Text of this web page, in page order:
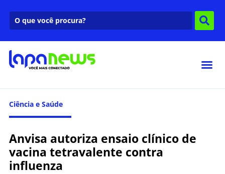
Ciência e Saúde
Anvisa autoriza ensaio clínico de
vacina tetravalente contra
influenza